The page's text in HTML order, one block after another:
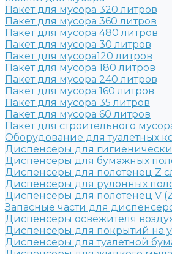
Пакет для мусора 320 литров
Пакет для мусора 360 литров
Пакет для мусора 480 литров
Пакет для мусора 30 литров
Пакет для мусора120 литров
Пакет для мусора 180 литров
Пакет для мусора 240 литров
Пакет для мусора 160 литров
Пакет для мусора 35 литров
Пакет для мусора 60 литров
Пакет для строительного
Оборудование для туалетных
Диспенсеры для
Диспенсеры для бумажных
Диспенсеры для полотенец Z
Диспенсеры для рулонных
Диспенсеры для полотенец V
Запасные части для
Диспенсеры освежителя
Диспенсеры для покрытий на
Диспенсеры для туалетной